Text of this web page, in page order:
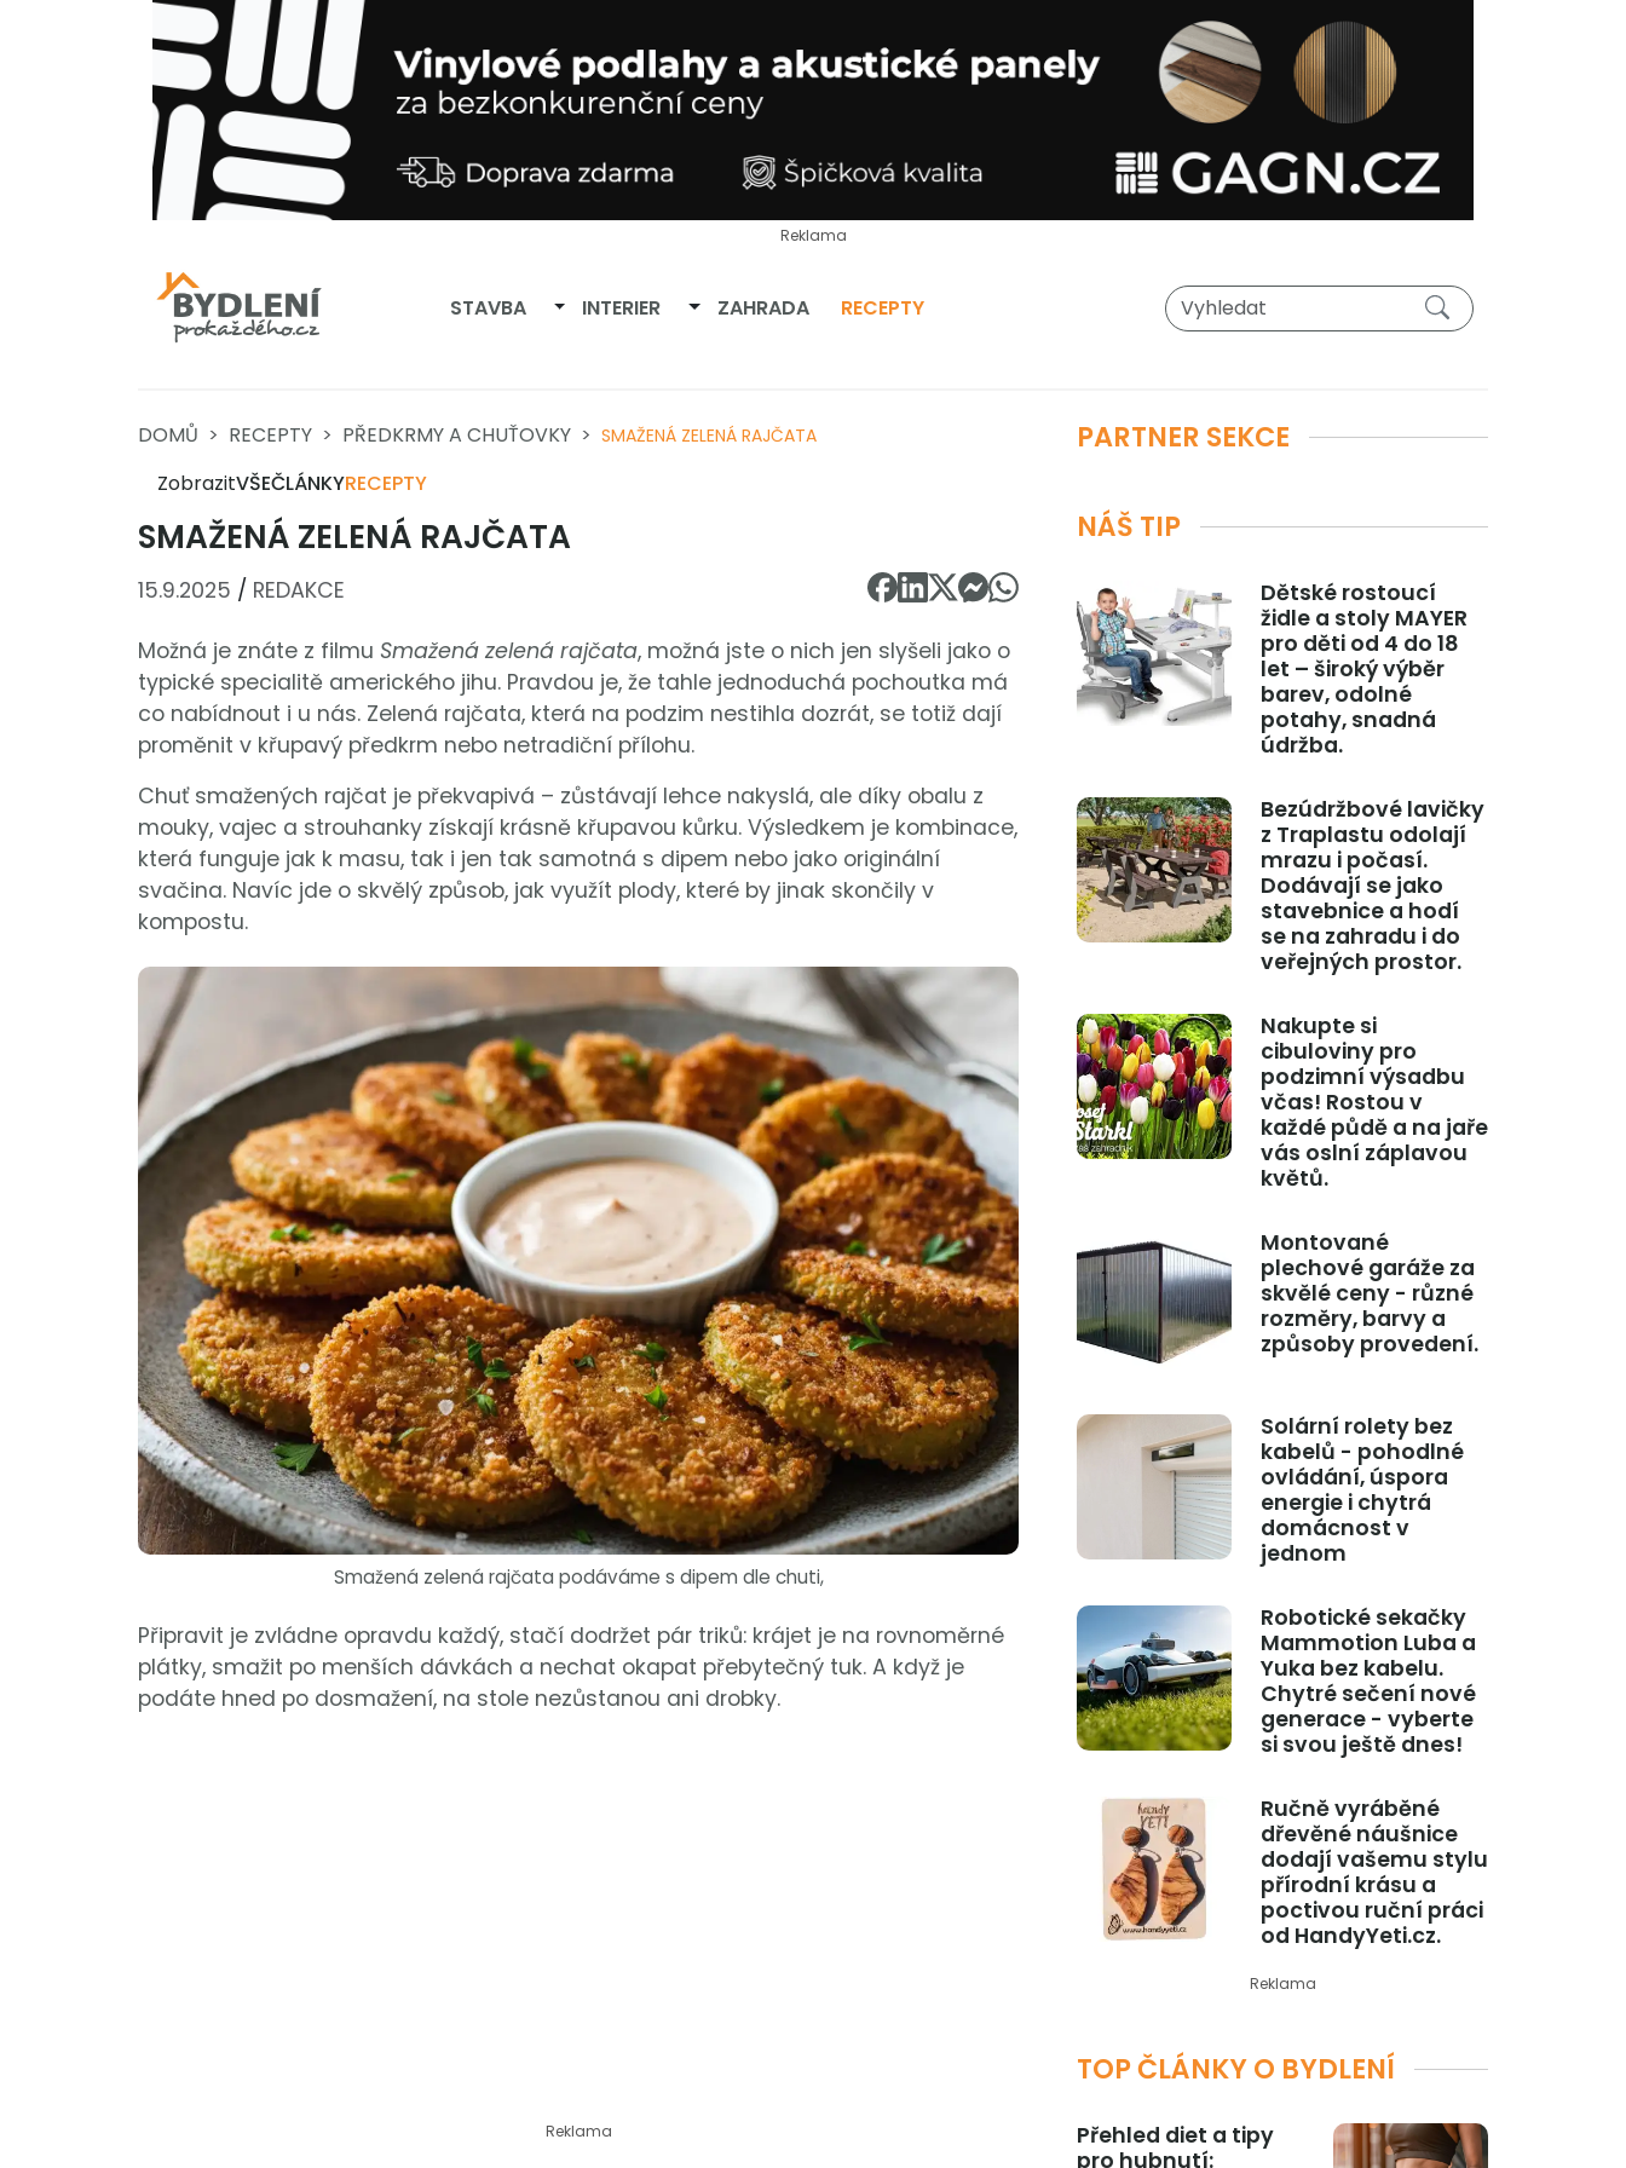
Reklama
STAVBA Přepnout dropdown
INTERIER Přepnout dropdown
ZAHRADA RECEPTY
DOMŮ RECEPTY PŘEDKRMY A CHUŤOVKY SMAŽENÁ ZELENÁ RAJČATA
ZobrazitVŠEČLÁNKYRECEPTY
SMAŽENÁ ZELENÁ RAJČATA
15.9.2025 / REDAKCE
Možná je znáte z filmu Smažená zelená rajčata, možná jste o nich jen slyšeli jako o
typické specialitě amerického jihu. Pravdou je, že tahle jednoduchá pochoutka má
co nabídnout i u nás. Zelená rajčata, která na podzim nestihla dozrát, se totiž dají
proměnit v křupavý předkrm nebo netradiční přílohu.
Chuť smažených rajčat je překvapivá – zůstávají lehce nakyslá, ale díky obalu z
mouky, vajec a strouhanky získají krásně křupavou kůrku. Výsledkem je kombinace,
která funguje jak k masu, tak i jen tak samotná s dipem nebo jako originální
svačina. Navíc jde o skvělý způsob, jak využít plody, které by jinak skončily v
kompostu.
Smažená zelená rajčata podáváme s dipem dle chuti,
Připravit je zvládne opravdu každý, stačí dodržet pár triků: krájet je na rovnoměrné
plátky, smažit po menších dávkách a nechat okapat přebytečný tuk. A když je
podáte hned po dosmažení, na stole nezůstanou ani drobky.
Reklama
PARTNER SEKCE
NÁŠ TIP
Dětské rostoucí
židle a stoly MAYER
pro děti od 4 do 18
let – široký výběr
barev, odolné
potahy, snadná
údržba.
Bezúdržbové lavičky
z Traplastu odolají
mrazu i počasí.
Dodávají se jako
stavebnice a hodí
se na zahradu i do
veřejných prostor.
Nakupte si
cibuloviny pro
podzimní výsadbu
včas! Rostou v
každé půdě a na jaře
vás oslní záplavou
květů.
Montované
plechové garáže za
skvělé ceny - různé
rozměry, barvy a
způsoby provedení.
Solární rolety bez
kabelů - pohodlné
ovládání, úspora
energie i chytrá
domácnost v
jednom
Robotické sekačky
Mammotion Luba a
Yuka bez kabelu.
Chytré sečení nové
generace - vyberte
si svou ještě dnes!
Ručně vyráběné
dřevěné náušnice
dodají vašemu stylu
přírodní krásu a
poctivou ruční práci
od HandyYeti.cz.
Reklama
TOP ČLÁNKY O BYDLENÍ
Přehled diet a tipy
pro hubnutí: